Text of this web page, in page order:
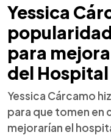
Yessica
para
del
Yessica Cárcamo
para que tomen en
mejorarían el